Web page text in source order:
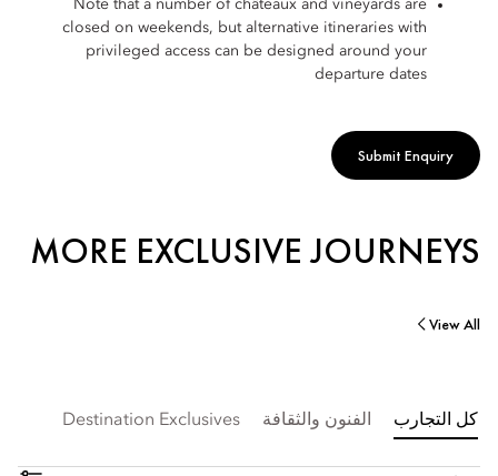
Note that a number of châteaux and vineyards are
closed on weekends, but alternative itineraries with
privileged access can be designed around your
departure dates
Submit Enquiry
MORE EXCLUSIVE JOURNEYS
View All
كل التجارب الفنون والثقافة Destination Exclusives